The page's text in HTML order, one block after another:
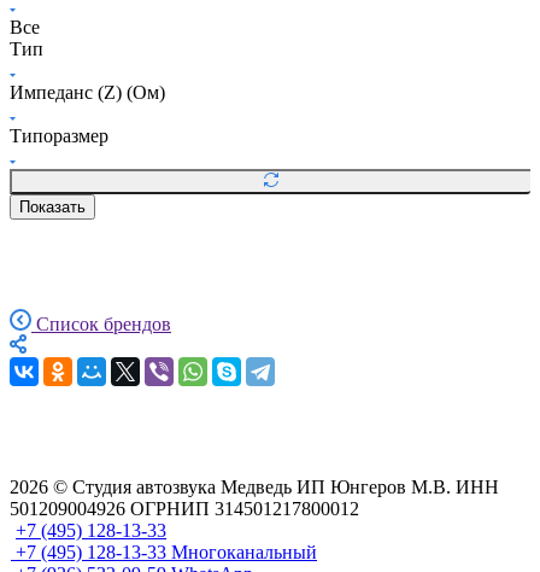
Все
Тип
Импеданс (Z) (Ом)
Типоразмер
Показать
Список брендов
2026 © Cтудия автозвука Медведь ИП Юнгеров М.В. ИНН
501209004926 ОГРНИП 314501217800012
+7 (495) 128-13-33
+7 (495) 128-13-33 Многоканальный